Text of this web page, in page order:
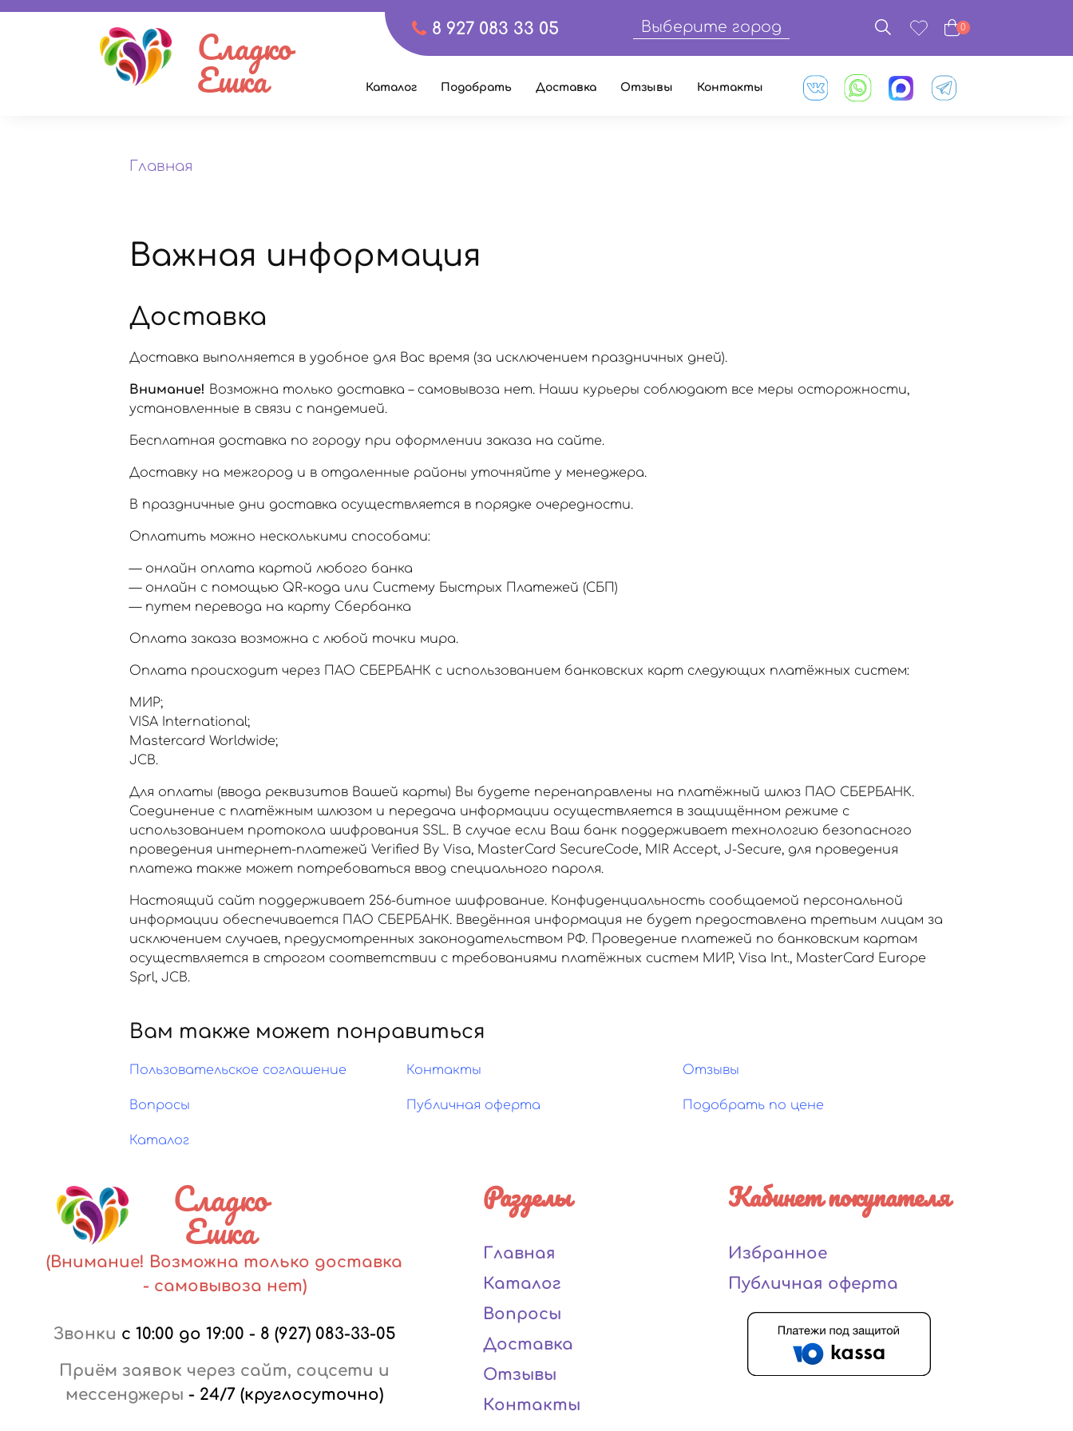
8 927 083 33 05 Выберите город 0
Сладко
Ешка Каталог Подобрать Доставка Отзывы Контакты
Главная
Важная информация
Доставка
Доставка выполняется в удобное для Вас время (за исключением праздничных дней).
Внимание! Возможна только доставка – самовывоза нет. Наши курьеры соблюдают все меры осторожности,
установленные в связи с пандемией.
Бесплатная доставка по городу при оформлении заказа на сайте.
Доставку на межгород и в отдаленные районы уточняйте у менеджера.
В праздничные дни доставка осуществляется в порядке очередности.
Оплатить можно несколькими способами:
— онлайн оплата картой любого банка
— онлайн с помощью QR-кода или Систему Быстрых Платежей (СБП)
— путем перевода на карту Сбербанка
Оплата заказа возможна с любой точки мира.
Оплата происходит через ПАО СБЕРБАНК с использованием банковских карт следующих платёжных систем:
МИР;
VISA International;
Mastercard Worldwide;
JCB.
Для оплаты (ввода реквизитов Вашей карты) Вы будете перенаправлены на платёжный шлюз ПАО СБЕРБАНК.
Соединение с платёжным шлюзом и передача информации осуществляется в защищённом режиме с
использованием протокола шифрования SSL. В случае если Ваш банк поддерживает технологию безопасного
проведения интернет-платежей Verified By Visa, MasterCard SecureCode, MIR Accept, J-Secure, для проведения
платежа также может потребоваться ввод специального пароля.
Настоящий сайт поддерживает 256-битное шифрование. Конфиденциальность сообщаемой персональной
информации обеспечивается ПАО СБЕРБАНК. Введённая информация не будет предоставлена третьим лицам за
исключением случаев, предусмотренных законодательством РФ. Проведение платежей по банковским картам
осуществляется в строгом соответствии с требованиями платёжных систем МИР, Visa Int., MasterCard Europe
Sprl, JCB.
Вам также может понравиться
Пользовательское соглашение Контакты Отзывы
Вопросы Публичная оферта Подобрать по цене
Каталог
Сладко
Ешка
(Внимание! Возможна только доставка
- самовывоза нет)
Звонки с 10:00 до 19:00 - 8 (927) 083-33-05
Приём заявок через сайт, соцсети и
мессенджеры - 24/7 (круглосуточно)
Разделы
Главная
Каталог
Вопросы
Доставка
Отзывы
Контакты
Кабинет покупателя
Избранное
Публичная оферта